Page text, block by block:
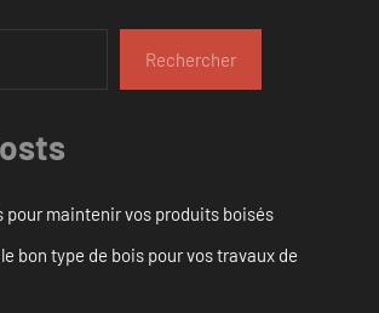
Rechercher
pour maintenir vos produits boisés
bon type de bois pour vos travaux de